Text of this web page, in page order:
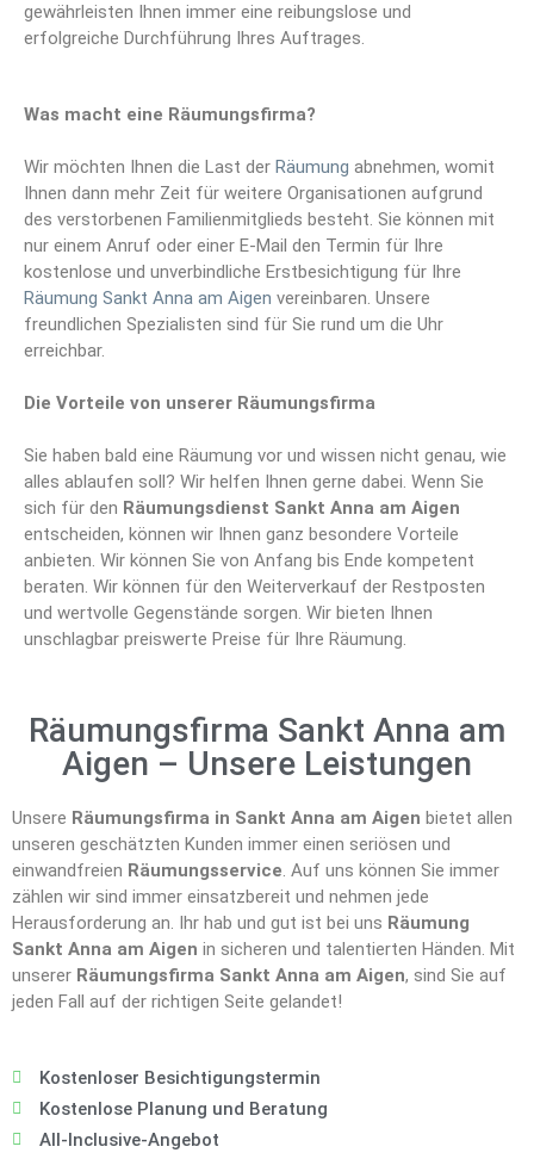
gewährleisten Ihnen immer eine reibungslose und
erfolgreiche Durchführung Ihres Auftrages.
Was macht eine Räumungsfirma?
Wir möchten Ihnen die Last der Räumung abnehmen, womit
Ihnen dann mehr Zeit für weitere Organisationen aufgrund
des verstorbenen Familienmitglieds besteht. Sie können mit
nur einem Anruf oder einer E-Mail den Termin für Ihre
kostenlose und unverbindliche Erstbesichtigung für Ihre
Räumung Sankt Anna am Aigen vereinbaren. Unsere
freundlichen Spezialisten sind für Sie rund um die Uhr
erreichbar.
Die Vorteile von unserer Räumungsfirma
Sie haben bald eine Räumung vor und wissen nicht genau, wie
alles ablaufen soll? Wir helfen Ihnen gerne dabei. Wenn Sie
sich für den Räumungsdienst Sankt Anna am Aigen
entscheiden, können wir Ihnen ganz besondere Vorteile
anbieten. Wir können Sie von Anfang bis Ende kompetent
beraten. Wir können für den Weiterverkauf der Restposten
und wertvolle Gegenstände sorgen. Wir bieten Ihnen
unschlagbar preiswerte Preise für Ihre Räumung.
Räumungsfirma Sankt Anna am
Aigen – Unsere Leistungen
Unsere Räumungsfirma in Sankt Anna am Aigen bietet allen
unseren geschätzten Kunden immer einen seriösen und
einwandfreien Räumungsservice. Auf uns können Sie immer
zählen wir sind immer einsatzbereit und nehmen jede
Herausforderung an. Ihr hab und gut ist bei uns Räumung
Sankt Anna am Aigen in sicheren und talentierten Händen. Mit
unserer Räumungsfirma Sankt Anna am Aigen, sind Sie auf
jeden Fall auf der richtigen Seite gelandet!
Kostenloser Besichtigungstermin
Kostenlose Planung und Beratung
All-Inclusive-Angebot